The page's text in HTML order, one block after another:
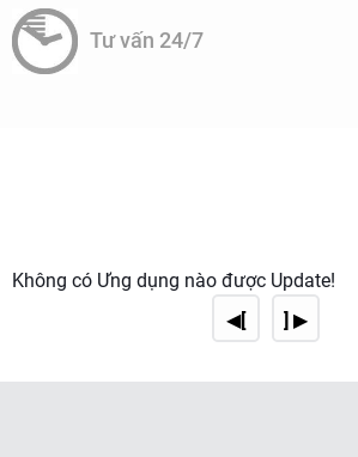
Tư vấn 24/7
Không có Ứng dụng nào được Update!
◀[
] ▶